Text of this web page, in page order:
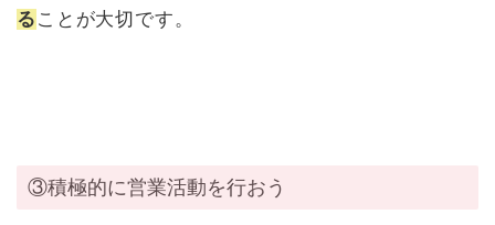
る ことが大切です。
③積極的に営業活動を行おう